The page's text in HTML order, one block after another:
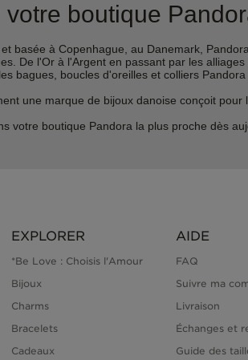
votre boutique
basée à Copenhague, au Danemark,
De l'Or à l'Argent en passant par les
bagues, boucles d'oreilles et colliers
une marque de bijoux danoise conçoit
votre boutique Pandora la plus proche dès
EXPLORER
*Be Love : Choisis l'Amour
Bijoux
Charms
Bracelets
Cadeaux
AIDE
FAQ
Suivre ma
Livraison
Échanges et
Guide des